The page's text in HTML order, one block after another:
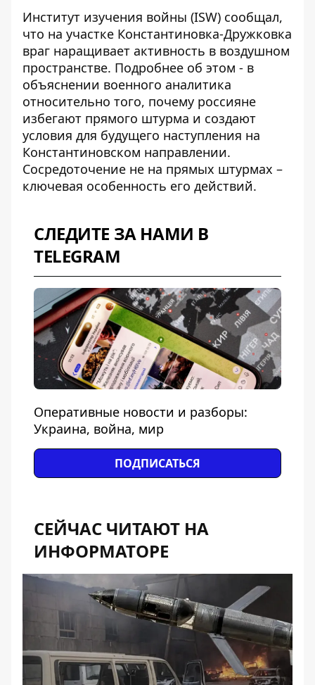
Институт изучения войны (ISW) сообщал,
что на участке Константиновка-Дружковка
враг наращивает активность в воздушном
пространстве. Подробнее об этом - в
объяснении военного аналитика
относительно того, почему россияне
избегают прямого штурма и создают
условия для будущего наступления на
Константиновском направлении.
Сосредоточение не на прямых штурмах –
ключевая особенность его действий.
СЛЕДИТЕ ЗА НАМИ В
TELEGRAM
Оперативные новости и разборы:
Украина, война, мир
ПОДПИСАТЬСЯ
СЕЙЧАС ЧИТАЮТ НА
ИНФОРМАТОРЕ